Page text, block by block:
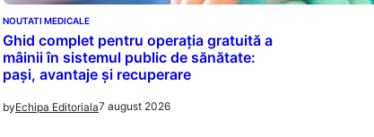
NOUTATI MEDICALE
Ghid complet pentru operația gratuită a
mâinii în sistemul public de sănătate:
pași, avantaje și recuperare
byEchipa Editoriala7 august 2026